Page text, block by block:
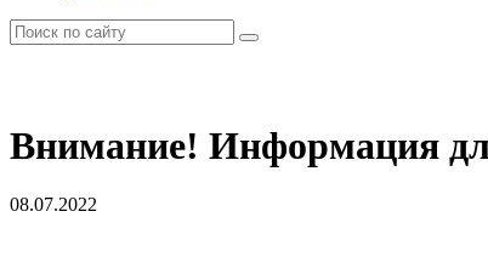
Внимание! Информация
08.07.2022